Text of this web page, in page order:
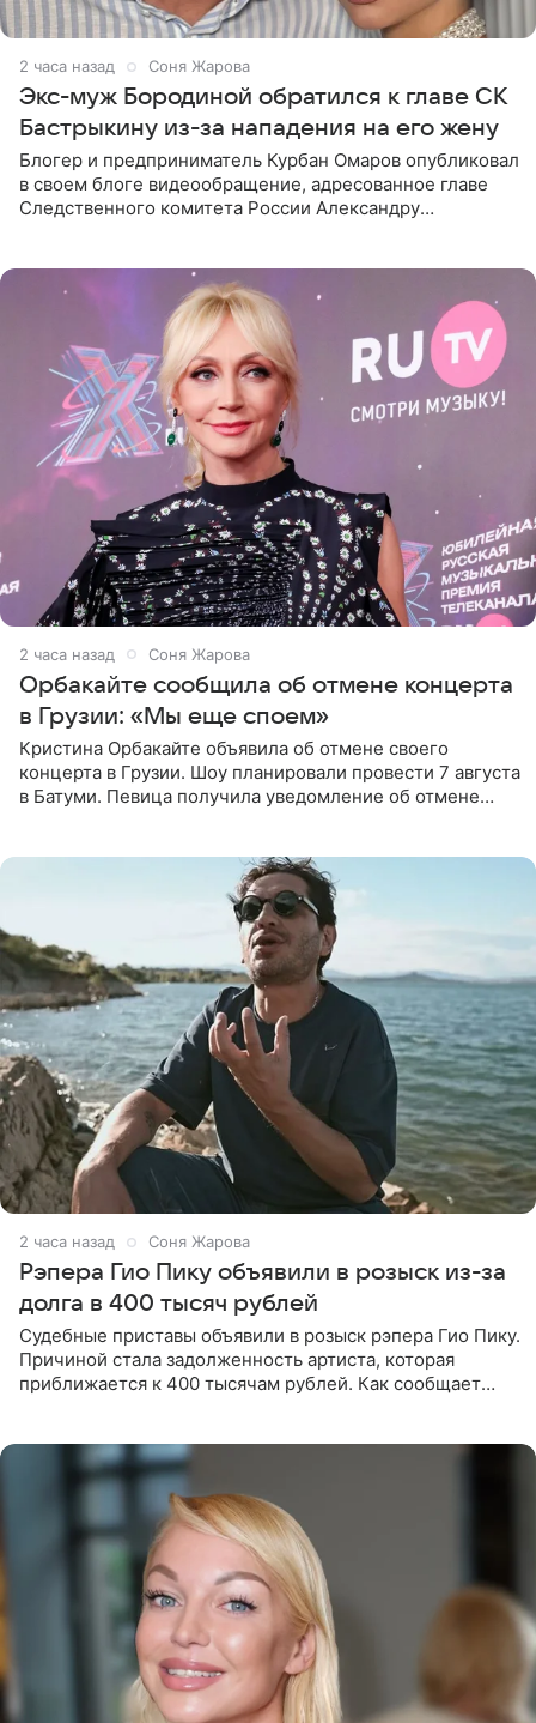
2 часа назад Соня Жарова
Экс-муж Бородиной обратился к главе СК
Бастрыкину из-за нападения на его жену
Блогер и предприниматель Курбан Омаров опубликовал
в своем блоге видеообращение, адресованное главе
Следственного комитета России Александру
2 часа назад Соня Жарова
Орбакайте сообщила об отмене концерта
в Грузии: «Мы еще споем»
Кристина Орбакайте объявила об отмене своего
концерта в Грузии. Шоу планировали провести 7 августа
в Батуми. Певица получила уведомление об отмене
2 часа назад Соня Жарова
Рэпера Гио Пику объявили в розыск из-за
долга в 400 тысяч рублей
Судебные приставы объявили в розыск рэпера Гио Пику.
Причиной стала задолженность артиста, которая
приближается к 400 тысячам рублей. Как сообщает